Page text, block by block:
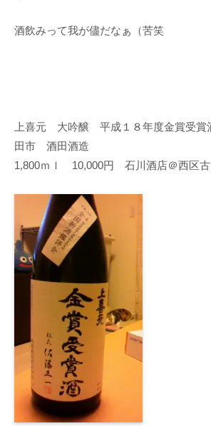
酒飲みって我が儘だなぁ（苦笑
上喜元 大吟醸 平成１８年度金賞受
田市 酒田酒造
1,800ｍｌ 10,000円 石川酒店＠西区